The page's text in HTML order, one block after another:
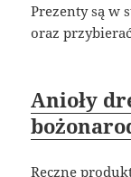
Prezenty są w
oraz
Anioły
Ręczne